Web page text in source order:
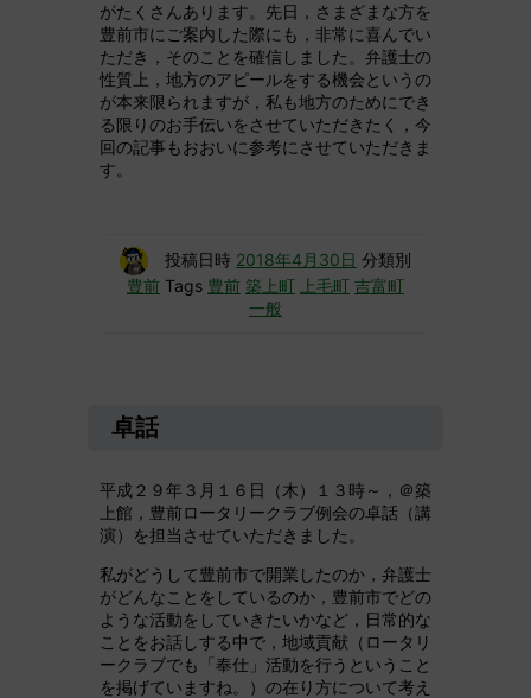
がたくさんあります。先日，さまざまな方を
豊前市にご案内した際にも，非常に喜んでい
ただき，そのことを確信しました。弁護士の
性質上，地方のアピールをする機会というの
が本来限られますが，私も地方のためにでき
る限りのお手伝いをさせていただきたく，今
回の記事もおおいに参考にさせていただきま
す。
投稿日時 2018年4月30日 分類別
豊前 Tags 豊前 築上町 上毛町 吉富町
一般
卓話
平成２９年３月１６日（木）１３時～，＠築
上館，豊前ロータリークラブ例会の卓話（講
演）を担当させていただきました。
私がどうして豊前市で開業したのか，弁護士
がどんなことをしているのか，豊前市でどの
ような活動をしていきたいかなど，日常的な
ことをお話しする中で，地域貢献（ロータリ
ークラブでも「奉仕」活動を行うということ
を掲げていますね。）の在り方について考え